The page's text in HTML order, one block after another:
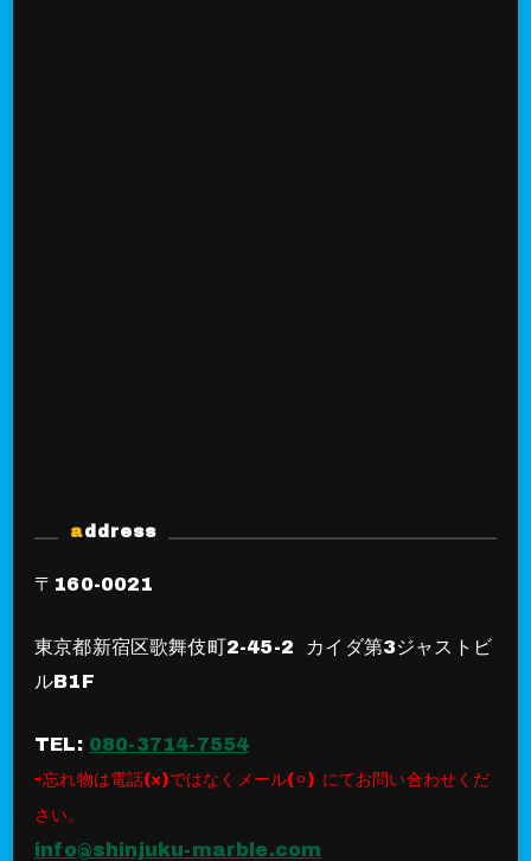
address
〒160-0021
東京都新宿区歌舞伎町2-45-2 カイダ第3ジャストビ
ルB1F
TEL: 080-3714-7554
⇨忘れ物は電話(×)ではなくメール(⚪︎) にてお問い合わせくだ
さい。
info@shinjuku-marble.com